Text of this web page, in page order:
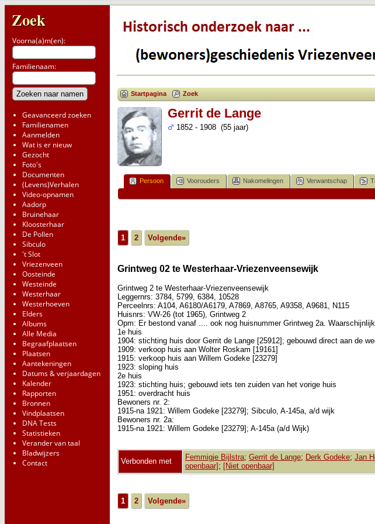
Zoek
Voorna(a)m(en):
Familienaam:
Geavanceerd zoeken
Familienamen
Aanmelden
Wat is er nieuw
Gezocht
Foto's
Documenten
(Levens)Verhalen
Video-opnamen
Aadorp
Bruinehaar
Kloosterhaar
De Pollen
Sibculo
't Slot
Vriezenveen
Oosteinde
Westeinde
Westerhaar
Westerhoeven
Elders
Albums
Alle Media
Begraafplaatsen
Plaatsen
Aantekeningen
Datums & verjaardagen
Kalender
Rapporten
Bronnen
Vindplaatsen
DNA Tests
Statistieken
Verander van taal
Bladwijzers
Contact
Startpagina Zoek
Gerrit de Lange
1852 - 1908 (55 jaar)
Persoon Voorouders Nakomelingen Verwantschap
1 2 Volgende»
Grintweg 02 te Westerhaar-Vriezenveensewijk
Grintweg 2 te Westerhaar-Vriezenveensewijk
Leggernrs: 3784, 5799, 6384, 10528
Perceelnrs: A104, A6180/A6179, A7869, A8765, A9358, A9681, N115
Huisnrs: VW-26 (tot 1965), Grintweg 2
Opm: Er bestond vanaf .... ook nog huisnummer Grintweg 2a.
1e huis
1904: stichting huis door Gerrit de Lange [25912]; gebouwd direct aan de
1909: verkoop huis aan Wolter Roskam [19161]
1915: verkoop huis aan Willem Godeke [23279]
1923: sloping huis
2e huis
1923: stichting huis; gebouwd iets ten zuiden van het vorige huis
1951: overdracht huis
Bewoners nr. 2:
1915-na 1921: Willem Godeke [23279]; Sibculo, A-145a, a/d wijk
Bewoners nr. 2a:
1915-na 1921: Willem Godeke [23279]; A-145a (a/d Wijk)
Verbonden met Femmigje Bijlstra; Gerrit de Lange; Derk Godeke; Jan
openbaar] ; [Niet openbaar]
1 2 Volgende»